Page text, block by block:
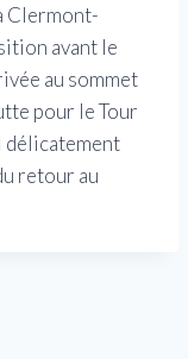
Clermont-
avant le
au sommet
pour le Tour
délicatement
retour au